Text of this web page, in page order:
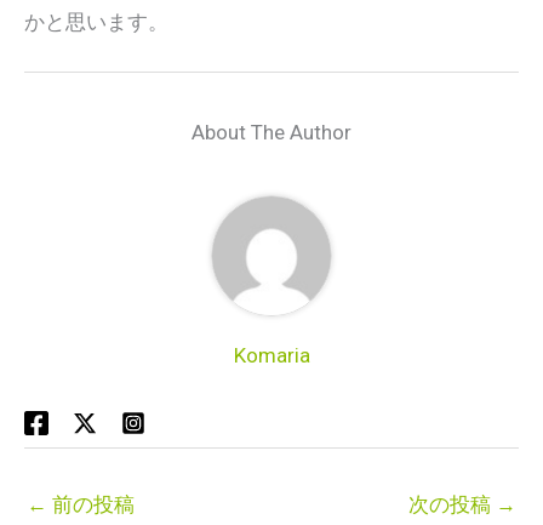
かと思います。
About The Author
Komaria
← 前の投稿 次の投稿 →